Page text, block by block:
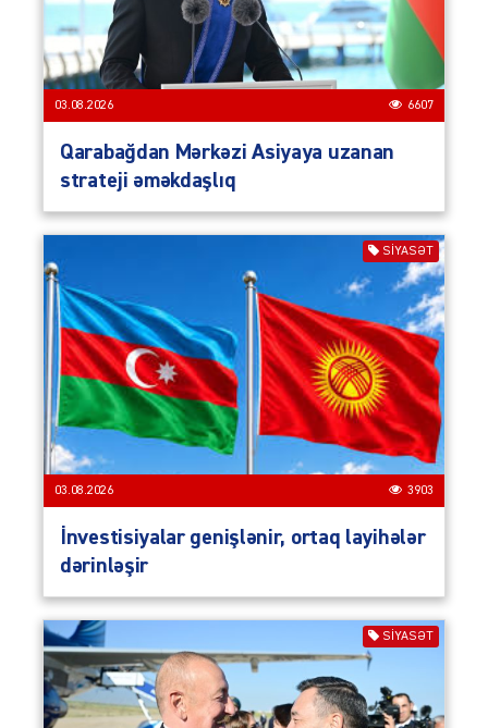
03.08.2026 6607
Qarabağdan Mərkəzi Asiyaya uzanan
strateji əməkdaşlıq
SIYASƏT
03.08.2026 3903
İnvestisiyalar genişlənir, ortaq layihələr
dərinləşir
SIYASƏT